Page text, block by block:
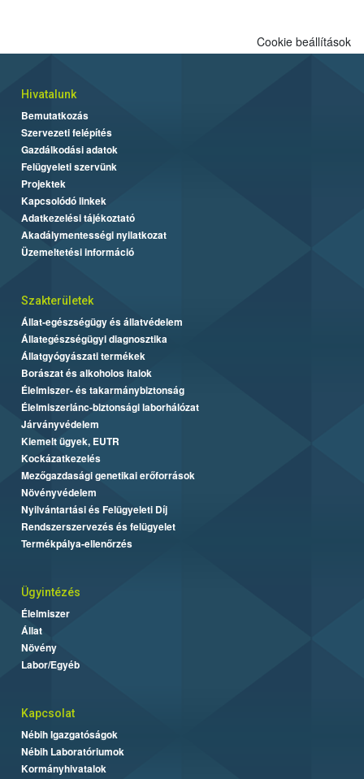
Cookie beállítások
Hivatalunk
Bemutatkozás
Szervezeti felépítés
Gazdálkodási adatok
Felügyeleti szervünk
Projektek
Kapcsolódó linkek
Adatkezelési tájékoztató
Akadálymentességi nyilatkozat
Üzemeltetési információ
Szakterületek
Állat-egészségügy és állatvédelem
Állategészségügyi diagnosztika
Állatgyógyászati termékek
Borászat és alkoholos italok
Élelmiszer- és takarmánybiztonság
Élelmiszerlánc-biztonsági laborhálózat
Járványvédelem
Kiemelt ügyek, EUTR
Kockázatkezelés
Mezőgazdasági genetikai erőforrások
Növényvédelem
Nyilvántartási és Felügyeleti Díj
Rendszerszervezés és felügyelet
Termékpálya-ellenőrzés
Ügyintézés
Élelmiszer
Állat
Növény
Labor/Egyéb
Kapcsolat
Nébih Igazgatóságok
Nébih Laboratóriumok
Kormányhivatalok